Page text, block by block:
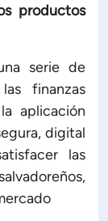
productos
serie de
finanzas
aplicación
digital
las